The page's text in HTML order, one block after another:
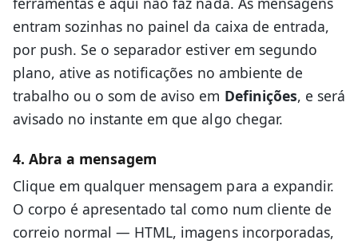
entram sozinhas no painel da caixa de entrada,
por push. Se o separador estiver em segundo
plano, ative as notificações no ambiente de
trabalho ou o som de aviso em Definições, e será
avisado no instante em que algo chegar.
4. Abra a mensagem
Clique em qualquer mensagem para a expandir.
O corpo é apresentado tal como num cliente de
correio normal — HTML, imagens incorporadas,